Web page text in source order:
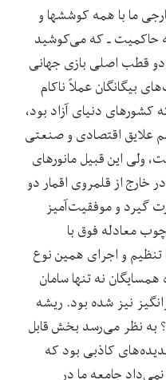
ما با همه کوشش‏ها و
حاکمیت ـ که می‌کوشید
دو قطب اصلی بازی جهانی
بیگانگان عملاً ناکام
دنیای آزاد بود،
علایق اقتصادی و صنعتی
ولی این قبیل مانورهای
خارج از قلمروی اقمار دو
گیرد و موفقیت‌آمیز
معادله فوق با
تنظیم و اجرای همین نوع
همسایگان نه تنها سامان
نیز شده بود. ریشه
به نظر می‌رسد بخش قابل
کاذبی بود که
جامعه ما در